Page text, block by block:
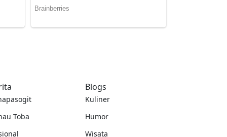
Toba
Blogs
Kuliner
Humor
Wisata